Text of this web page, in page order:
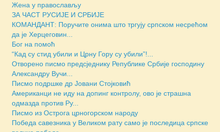
Жена у православљу
ЗА ЧАСТ РУСИЈЕ И СРБИЈЕ
КОМАНДАНТ: Поручите онима што тргују српском несрећом
да је Херцеговин...
Бог на помоћ
“Кад су стид убили и Црну Гору су убили”!...
Отворено писмо предсjеднику Републике Србије господину
Александру Вучи...
Писмо подршке др Јовани Стојковић
Американци не иду на допинг контролу, ово је страшна
одмазда против Ру...
Писмо из Острога црногорском народу
Победа савезника у Великом рату само је последица српске